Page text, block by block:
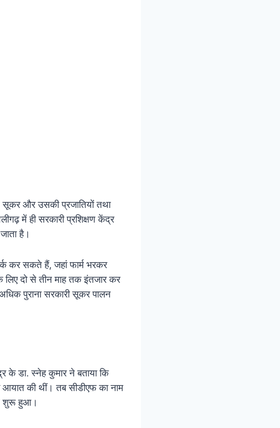
और उसकी प्रजातियों तथा
में ही सरकारी प्रशिक्षण केंद्र
है।
कर सकते हैं, जहां फार्म भरकर
दो से तीन माह तक इंतजार कर
पुराना सरकारी सूकर पालन
के डा. स्नेह कुमार ने बताया कि
की थीं। तब सीडीएफ का नाम
शुरू हुआ।